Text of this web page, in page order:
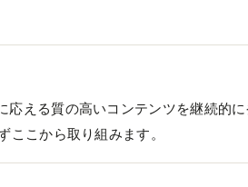
える質の高いコンテンツを継続的
こから取り組みます。